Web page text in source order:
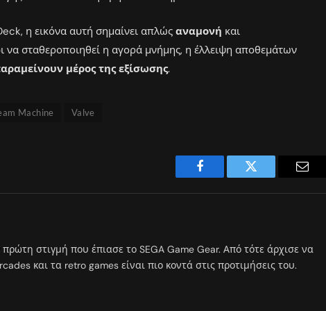
η εικόνα αυτή σημαίνει απλώςαναμονή και
να σταθεροποιηθεί η αγορά μνήμης, η έλλειψη αποθεμάτων
μέρος της εξίσωσης.
Machine Valve
Facebook Twitter
στιγμή που έπιασε το SEGA Game Gear. Από τότε άρχισε να
και τα retro games είναι πιο κοντά στις προτιμήσεις του.